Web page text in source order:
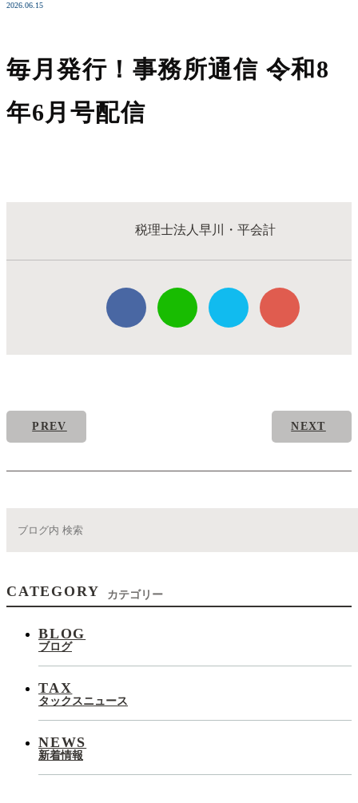
2026.06.15
毎月発行！事務所通信 令和8
年6月号配信
税理士法人早川・平会計
PREV NEXT
CATEGORY カテゴリー
BLOG
ブログ
TAX
タックスニュース
NEWS
新着情報